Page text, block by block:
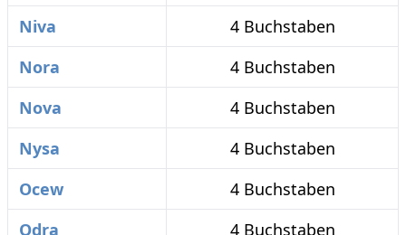
Niva
4 Buchstaben
Nora
4 Buchstaben
Nova
4 Buchstaben
Nysa
4 Buchstaben
Ocew
4 Buchstaben
Odra
4 Buchstaben